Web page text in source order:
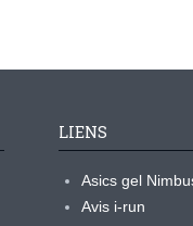
LIENS
Asics gel
Avis i-run